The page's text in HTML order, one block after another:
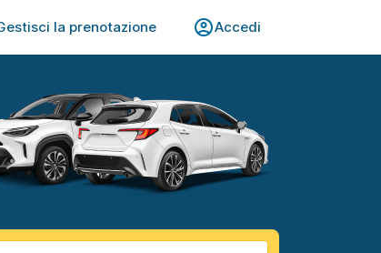
la prenotazione Accedi